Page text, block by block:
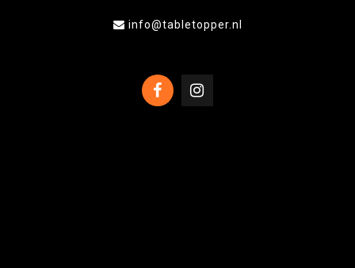
info@tabletopper.nl